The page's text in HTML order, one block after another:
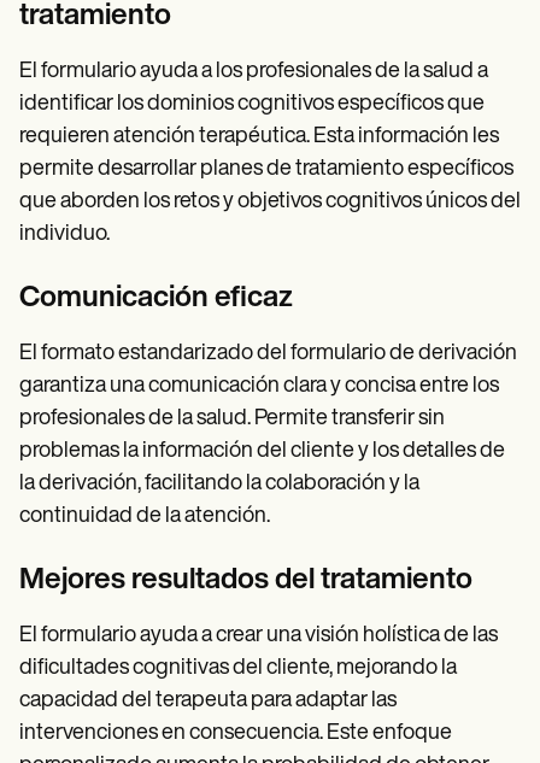
tratamiento
El formulario ayuda a los profesionales de la salud a
identificar los dominios cognitivos específicos que
requieren atención terapéutica. Esta información les
permite desarrollar planes de tratamiento específicos
que aborden los retos y objetivos cognitivos únicos del
individuo.
Comunicación eficaz
El formato estandarizado del formulario de derivación
garantiza una comunicación clara y concisa entre los
profesionales de la salud. Permite transferir sin
problemas la información del cliente y los detalles de
la derivación, facilitando la colaboración y la
continuidad de la atención.
Mejores resultados del tratamiento
El formulario ayuda a crear una visión holística de las
dificultades cognitivas del cliente, mejorando la
capacidad del terapeuta para adaptar las
intervenciones en consecuencia. Este enfoque